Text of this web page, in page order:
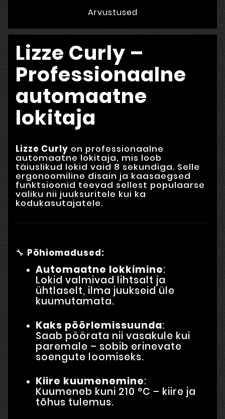
Arvustused
Lizze Curly –
Professionaalne
automaatne
lokitaja
Lizze Curly on professionaalne
automaatne lokitaja, mis loob
täiuslikud lokid vaid 8 sekundiga. Selle
ergonoomiline disain ja kaasaegsed
funktsioonid teevad sellest populaarse
valiku nii juuksuritele kui ka
kodukasutajatele.
🔧 Põhiomadused:
Automaatne lokkimine:
Lokid valmivad lihtsalt ja
ühtlaselt, ilma juukseid üle
kuumutamata.
Kaks pöörlemissuunda:
Saab pöörata nii vasakule kui
paremale – sobib erinevate
soengute loomiseks.
Kiire kuumenemine:
Kuumeneb kuni 210 °C – kiire ja
tõhus tulemus.